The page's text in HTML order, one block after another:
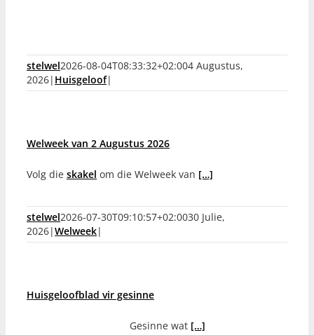
stelwel2026-08-04T08:33:32+02:004 Augustus,
2026| Huisgeloof|
Welweek van 2 Augustus 2026
Volg die skakel om die Welweek van […]
stelwel2026-07-30T09:10:57+02:0030 Julie,
2026|Welweek|
Huisgeloofblad vir gesinne
Gesinne wat […]